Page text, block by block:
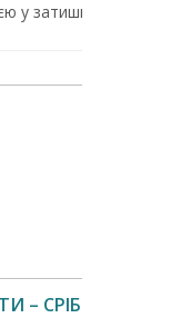
у затишному
– СРІБНІ